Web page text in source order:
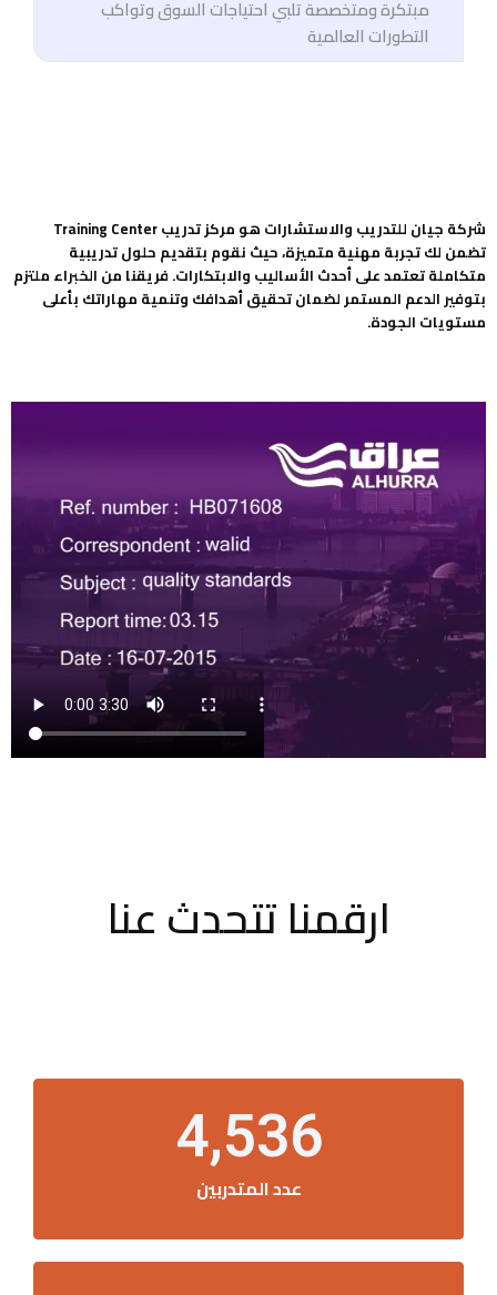
مبتكرة ومتخصصة تلبي احتياجات السوق وتواكب
التطورات العالمية
شركة جيان للتدريب والاستشارات هو مركز تدريب Training Center
تضمن لك تجربة مهنية متميزة، حيث نقوم بتقديم حلول تدريبية
متكاملة تعتمد على أحدث الأساليب والابتكارات. فريقنا من الخبراء ملتزم
بتوفير الدعم المستمر لضمان تحقيق أهدافك وتنمية مهاراتك بأعلى
مستويات الجودة.
ارقمنا تتحدث عنا
عدد المتدربين
4,536